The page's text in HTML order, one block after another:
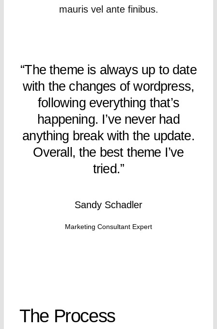
mauris vel ante finibus.
“The theme is always up to date
with the changes of wordpress,
following everything that’s
happening. I’ve never had
anything break with the update.
Overall, the best theme I’ve
tried.”
Sandy Schadler
Marketing Consultant Expert
The Process